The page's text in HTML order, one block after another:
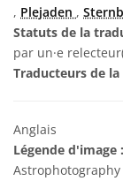
, Plejaden ,
Statuts de la
par un·e
Traducteurs de la
Anglais
Légende d'image :